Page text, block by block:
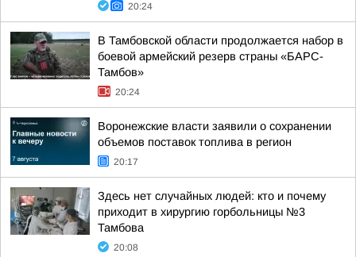
20:24
В Тамбовской области продолжается набор в
боевой армейский резерв страны «БАРС-
Тамбов»
20:24
Воронежские власти заявили о сохранении
объемов поставок топлива в регион
20:17
Здесь нет случайных людей: кто и почему
приходит в хирургию горбольницы №3
Тамбова
20:08